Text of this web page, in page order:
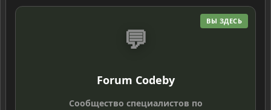
ВЫ ЗДЕСЬ
💬
Forum Codeby
Сообщество специалистов по